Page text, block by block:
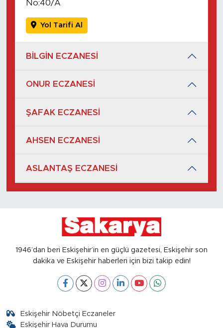
No:40/A
Yol Tarifi Al
BİLGİN ECZANESİ
ONUR ECZANESİ
ŞAFAK ECZANESİ
AHSEN ECZANESİ
ASLANTAŞ ECZANESİ
1946’dan beri Eskişehir’in en güçlü gazetesi, Eskişehir son
dakika ve Eskişehir haberleri için bizi takip edin!
Eskişehir Nöbetçi Eczaneler
Eskişehir Hava Durumu